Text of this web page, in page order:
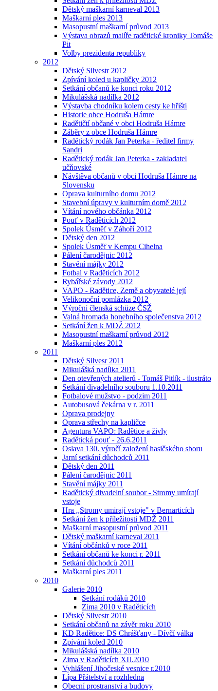
Dětský maškarní karneval 2013
Maškarní ples 2013
Masopustní maškarní průvod 2013
Výstava obrazů malíře radětické kroniky Tomáše
Pit
Volby prezidenta republiky
2012
Dětský Silvestr 2012
Zpívání koled u kapličky 2012
Setkání občanů ke konci roku 2012
Mikulášská nadílka 2012
Výstavba chodníku kolem cesty ke hřišti
Historie obce Hodruša Hámre
Radětičtí občané v obci Hodruša Hámre
Záběry z obce Hodruša Hámre
Radětický rodák Jan Peterka - ředitel firmy
Sandri
Radětický rodák Jan Peterka - zakladatel
učňovské
Návštěva občanů v obci Hodruša Hámre na
Slovensku
Oprava kulturního domu 2012
Stavební úpravy v kulturním domě 2012
Vítání nového občánka 2012
Pouť v Raděticích 2012
Spolek Úsměf v Záhoří 2012
Dětský den 2012
Spolek Úsměf v Kempu Cihelna
Pálení čarodějnic 2012
Stavění májky 2012
Fotbal v Raděticích 2012
Rybářské závody 2012
VAPO - Radětice, Země a obyvatelé její
Velikonoční pomlázka 2012
Výroční členská schůze ČSŽ
Valná hromada honebního společenstva 2012
Setkání žen k MDŽ 2012
Masopustní maškarní průvod 2012
Maškarní ples 2012
2011
Dětský Silvesr 2011
Mikulášká nadílka 2011
Den otevřených atelierů - Tomáš Pitlík - ilustráto
Setkání divadelního souboru 1.10.2011
Fotbalové mužstvo - podzim 2011
Autobusová čekárna v r. 2011
Oprava prodejny
Oprava střechy na kapličce
Agentura VAPO: Radětice a živly
Radětická pouť - 26.6.2011
Oslava 130. výročí založení hasičského sboru
Jarní setkání důchodců 2011
Dětský den 2011
Pálení čarodějnic 2011
Stavění májky 2011
Radětický divadelní soubor - Stromy umírají
vstoje
Hra ,,Stromy umirají vstoje" v Bernarticích
Setkání žen k příležitosti MDŽ 2011
Maškarní masopustní průvod 2011
Dětský maškarní karneval 2011
Vítání občánků v roce 2011
Setkání občanů ke konci r. 2011
Setkání důchodců 2011
Maškarní ples 2011
2010
Galerie 2010
Setkání rodáků 2010
Zima 2010 v Raděticích
Dětský Silvestr 2010
Setkání občanů na závěr roku 2010
KD Radětice: DS Chrášťany - Dívčí válka
Zpívání koled 2010
Mikulášská nadílka 2010
Zima v Raděticích XII.2010
Vyhlášení Jihočeské vesnice r.2010
Lípa Přátelství a rozhledna
Obecní prostranství a budovy